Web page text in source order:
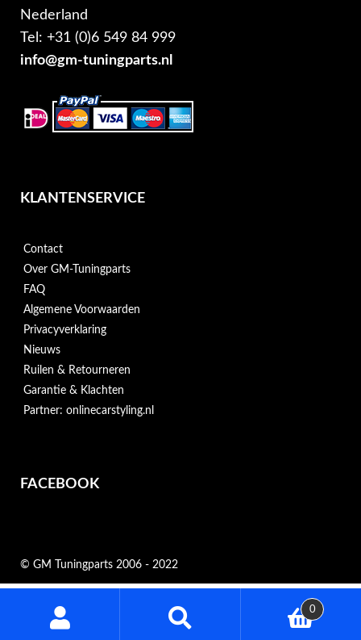
Nederland
Tel: +31 (0)6 549 84 999
info@gm-tuningparts.nl
KLANTENSERVICE
Contact
Over GM-Tuningparts
FAQ
Algemene Voorwaarden
Privacyverklaring
Nieuws
Ruilen & Retourneren
Garantie & Klachten
Partner: onlinecarstyling.nl
FACEBOOK
© GM Tuningparts 2006 - 2022
0